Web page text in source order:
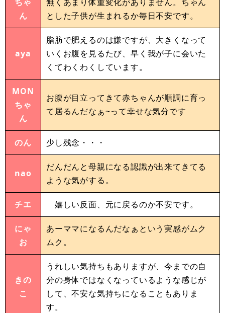
ん
とした子供が生まれるか毎日不安です。
aya
脂肪で肥えるのは嫌ですが、大きくなって
いくお腹を見るたび、早く我が子に会いた
くてわくわくしています。
MON
ちゃ
ん
お腹が目立ってきて赤ちゃんが順調に育っ
て居るんだなぁ~って幸せな気分です
のん 少し残念・・・
nao
だんだんと母親になる認識が出来てきてる
ような気がする。
チエ 嬉しい反面、元に戻るのか不安です。
にゃ
お
あーママになるんだなぁという実感がムク
ムク。
きの
こ
うれしい気持ちもありますが、今までの自
分の身体ではなくなっているような感じが
して、不安な気持ちになることもありま
す。